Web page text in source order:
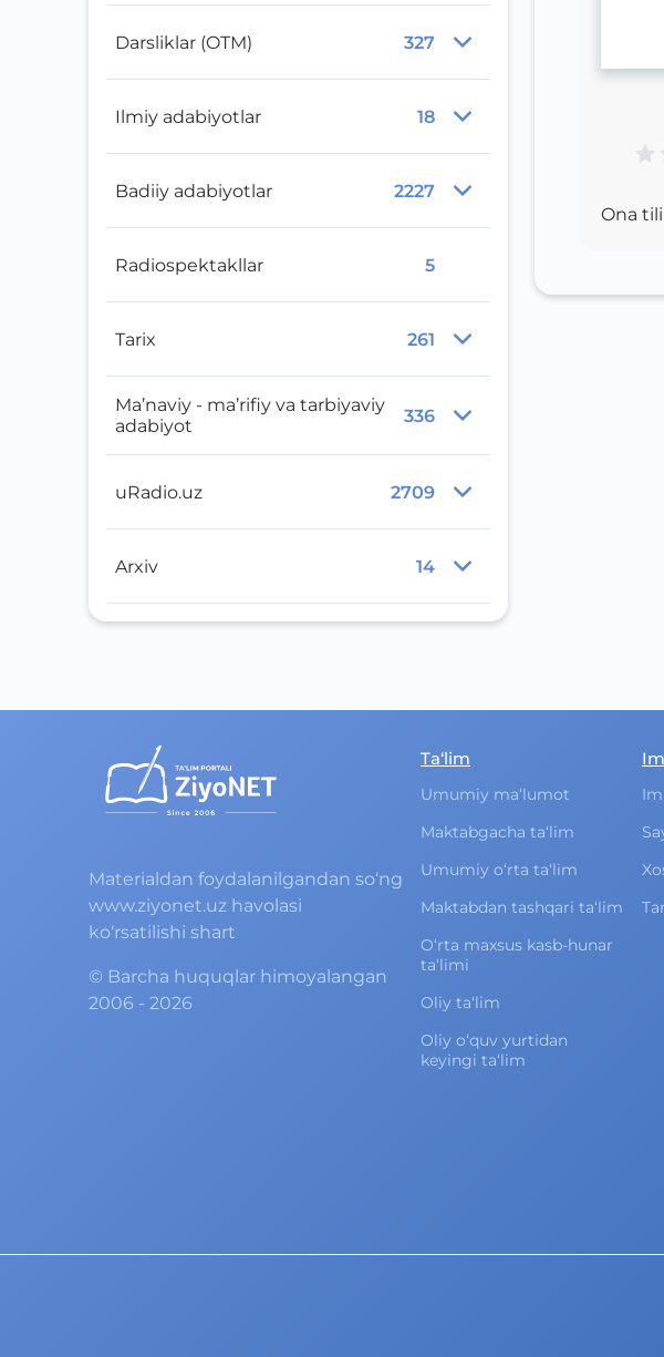
Darsliklar (OTM) 327
Ilmiy adabiyotlar 18
Badiiy adabiyotlar 2227
Radiospektakllar 5
Tarix 261
Ma’naviy - ma’rifiy va tarbiyaviy
adabiyot
336
uRadio.uz 2709
Arxiv 14
Ona
Materialdan foydalanilgandan so‘ng
www.ziyonet.uz havolasi
ko‘rsatilishi shart
© Barcha huquqlar himoyalangan
2006 - 2026
Ta‘lim
Umumiy ma‘lumot
Maktabgacha ta‘lim
Umumiy o‘rta ta‘lim
Maktabdan tashqari ta‘lim
O‘rta maxsus kasb-hunar
ta‘limi
Oliy ta‘lim
Oliy o‘quv yurtidan
keyingi ta‘lim